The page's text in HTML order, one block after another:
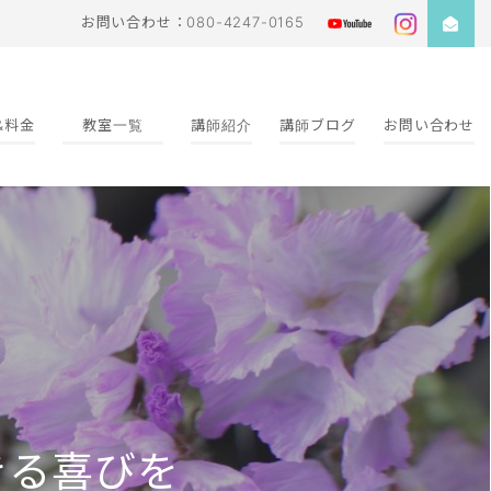
お問い合わせ：080-4247-0165
料金 教室一覧 講師紹介 講師ブログ お問い合わせ
喜びを